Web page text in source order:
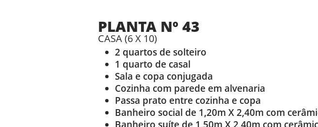
PLANTA Nº 43
CASA (6 X 10)
2 quartos de solteiro
1 quarto de casal
Sala e copa conjugada
Cozinha com parede em alvenaria
Passa prato entre cozinha e copa
Banheiro social de 1,20m X 2,40m com
Banheiro suíte de 1,50m X 2,40m com